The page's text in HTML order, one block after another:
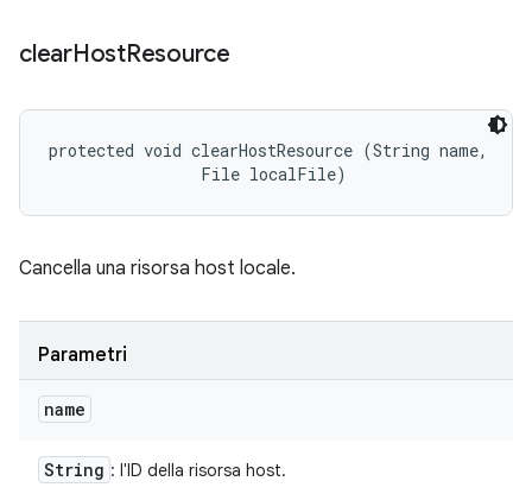
clearHostResource
protected void clearHostResource (String name,
                File localFile)
Cancella una risorsa host locale.
Parametri
name
String : l'ID della risorsa host.